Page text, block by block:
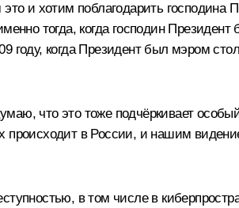
и хотим поблагодарить господина
тогда, когда господин
году, когда Президент был мэром
что это тоже подчёркивает
происходит в России, и нашим
в том числе в